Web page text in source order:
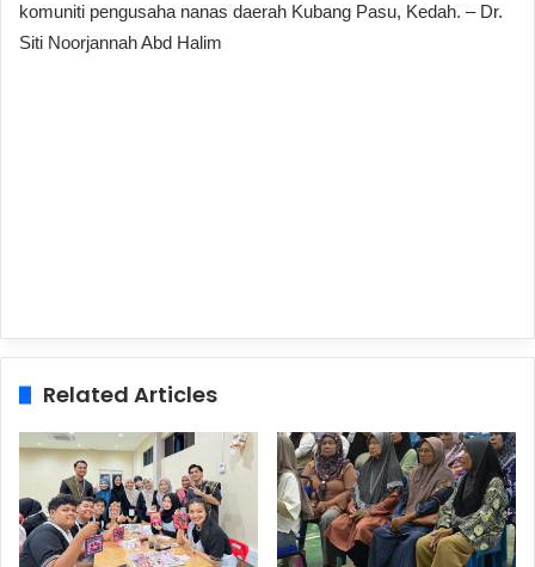
komuniti pengusaha nanas daerah Kubang Pasu, Kedah. – Dr.
Siti Noorjannah Abd Halim
Related Articles